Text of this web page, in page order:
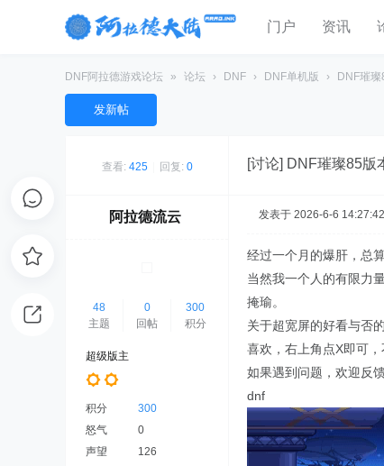
门户 资讯
DNF阿拉德游戏论坛 » 论坛 › DNF › DNF单机版 › DNF璀
发新帖
查看: 425 回复: 0 [讨论] DNF璀璨85版
阿拉德流云
48
主题
0
回帖
300
积分
超级版主
积分
300
怒气
0
声望
126
发表于 2026-6-6 14:27:42
经过一个月的爆肝，总
当然我一个人的有限力
掩瑜。
关于超宽屏的好看与否
喜欢，右上角点X即可，
如果遇到问题，欢迎反
dnf